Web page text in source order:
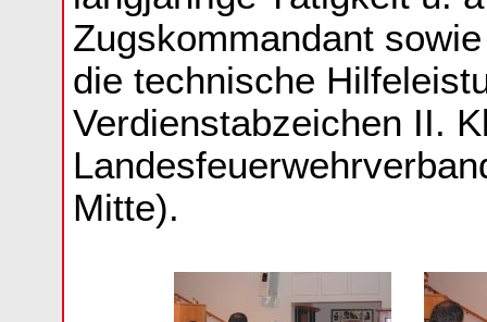
Zugskommandant
die technische
Verdienstabzeichen II.
Mitte).